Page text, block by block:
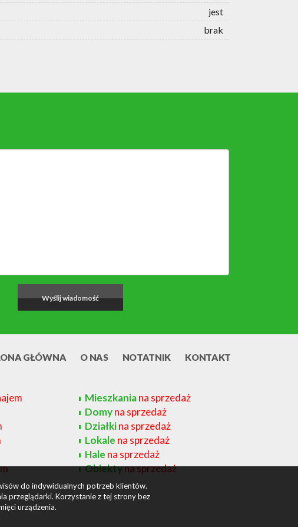
jest
brak
GŁÓWNA O NAS NOTATNIK KONTAKT
Mieszkaniana sprzedaż
Domyna sprzedaż
Działkina sprzedaż
Lokale na sprzedaż
Hale na sprzedaż
Obiektyna sprzedaż
do indywidualnych potrzeb klientów.
przeglądarki. Korzystanie z tej strony bez
urządzenia.